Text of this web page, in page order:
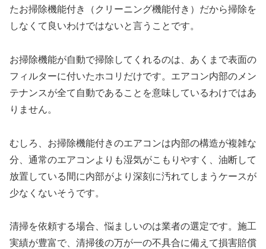
たお掃除機能付き（クリーニング機能付き）だから掃除を
しなくて良いわけではないと言うことです。
お掃除機能が自動で掃除してくれるのは、あくまで表面の
フィルターに付いたホコリだけです。エアコン内部のメン
テナンスが全て自動であることを意味しているわけではあ
りません。
むしろ、お掃除機能付きのエアコンは内部の構造が複雑な
分、通常のエアコンよりも湿気がこもりやすく、油断して
放置している間に内部がより深刻に汚れてしまうケースが
少なくないそうです。
清掃を依頼する場合、悩ましいのは業者の選定です。施工
実績が豊富で、清掃後の万が一の不具合に備えて損害賠償